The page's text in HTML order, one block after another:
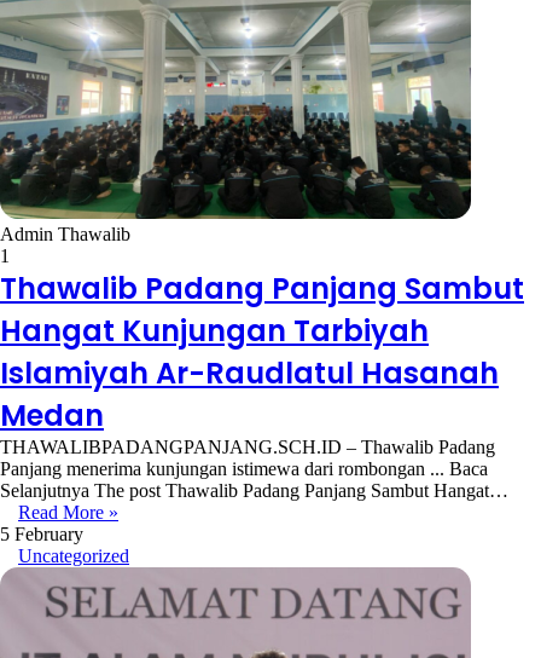
Admin Thawalib
1
Thawalib Padang Panjang Sambut
Hangat Kunjungan Tarbiyah
Islamiyah Ar-Raudlatul Hasanah
Medan
THAWALIBPADANGPANJANG.SCH.ID – Thawalib Padang
Panjang menerima kunjungan istimewa dari rombongan ... Baca
Selanjutnya The post Thawalib Padang Panjang Sambut Hangat…
Read More »
5 February
Uncategorized